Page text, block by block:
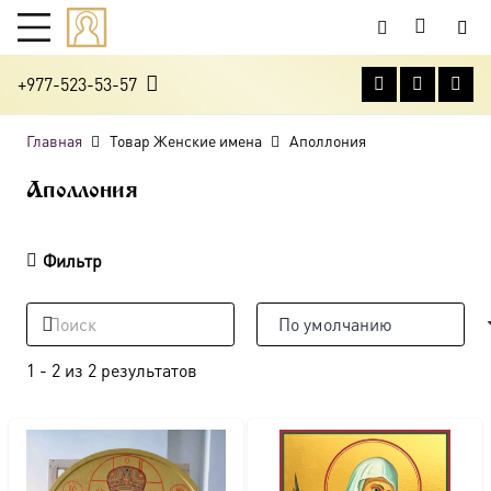
+977-523-53-57
Главная Товар Женские имена Аполлония
Аполлония
Фильтр
1 - 2 из 2 результатов